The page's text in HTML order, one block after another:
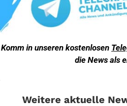
Komm in unseren kostenlosen
die News als
Weitere aktuelle